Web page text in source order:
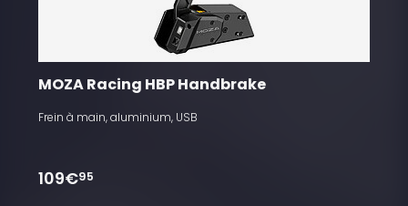
MOZA Racing HBP Handbrake
Frein à main, aluminium, USB
109€95